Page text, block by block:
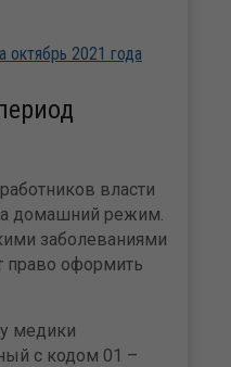
октябрь 2021 года
власти
домашний режим.
заболеваниями
право оформить
медики
с кодом 01 –